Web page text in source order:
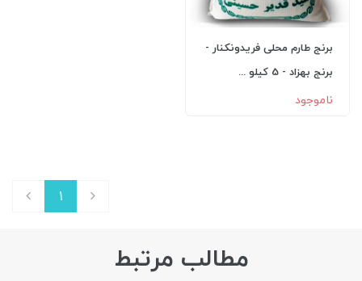
برنج طارم محلی فریدونکنار -
برنج بهزاد - 5 کیلو ...
ناموجود
1
مطالب مرتبط